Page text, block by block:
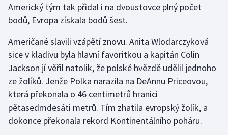
Americký tým tak přidal i na dvoustovce plný počet
bodů, Evropa získala bodů šest.
Američané slavili vzápětí znovu. Anita Wlodarczyková
sice v kladivu byla hlavní favoritkou a kapitán Colin
Jackson jí věřil natolik, že polské hvězdě udělil jednoho
ze žolíků. Jenže Polka narazila na DeAnnu Priceovou,
která překonala o 46 centimetrů hranici
pětasedmdesáti metrů. Tím zhatila evropský žolík, a
dokonce překonala rekord Kontinentálního poháru.